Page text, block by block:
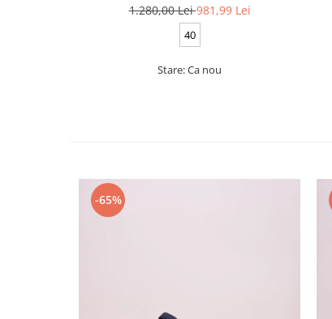
1.280,00 Lei981,99 Lei
40
Stare: Ca nou
-65%